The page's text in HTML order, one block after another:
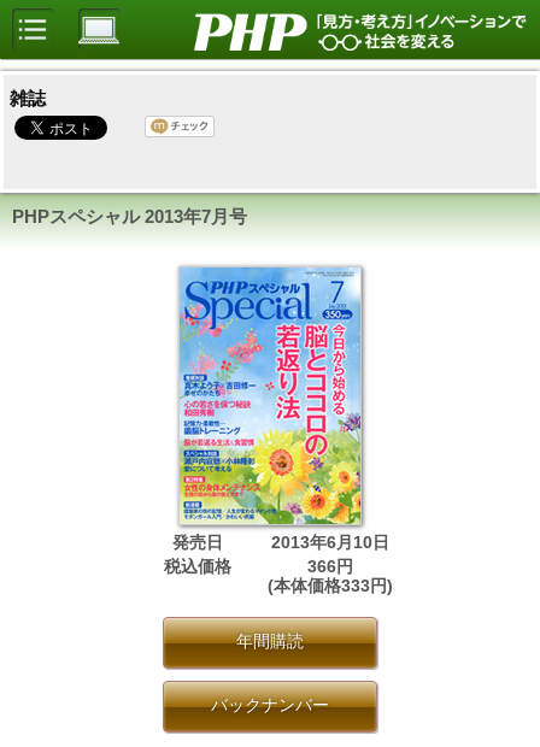
雑誌
PHPスペシャル2013年7月号
発売日
2013年6月10日
税込価格
366円
(本体価格333円)
年間購読
バックナンバー